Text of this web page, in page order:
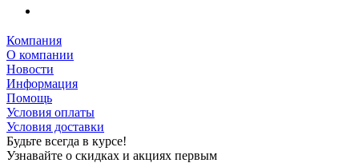
Компания
О компании
Новости
Информация
Помощь
Условия оплаты
Условия доставки
Будьте всегда в курсе!
Узнавайте о скидках и акциях первым